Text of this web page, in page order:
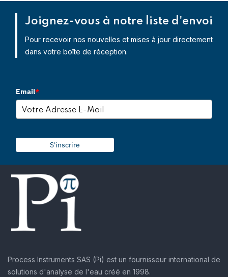
Joignez-vous à notre liste d'envoi
Pour recevoir nos nouvelles et mises à jour directement
dans votre boîte de réception.
Email*
S'inscrire
Process Instruments SAS (Pi) est un fournisseur international de
solutions d'analyse de l'eau créé en 1998.